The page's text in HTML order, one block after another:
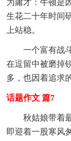
为庸才：牛顿是
生花二十年时间
上站稳。
一个富有战
在逗留中被磨掉
多，也因着追求
话题作文 篇7
秋姑娘带着
即迎着一股寒风